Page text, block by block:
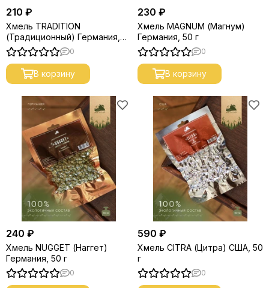
210 ₽
Хмель TRADITION
(Традиционный) Германия,
50 г
0
В корзину
230 ₽
Хмель MAGNUM (Магнум)
Германия, 50 г
0
В корзину
240 ₽
Хмель NUGGET (Наггет)
Германия, 50 г
0
590 ₽
Хмель CITRA (Цитра) США, 50
г
0